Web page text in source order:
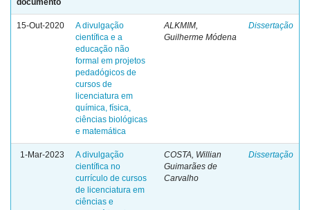
documento
15-Out-2020
A divulgação
científica e a
educação não
formal em projetos
pedadógicos de
cursos de
licenciatura em
química, física,
ciências biológicas
e matemática
ALKMIM,
Guilherme Módena
Dissertação
1-Mar-2023
A divulgação
científica no
currículo de cursos
de licenciatura em
ciências e
COSTA, Willian
Guimarães de
Carvalho
Dissertação